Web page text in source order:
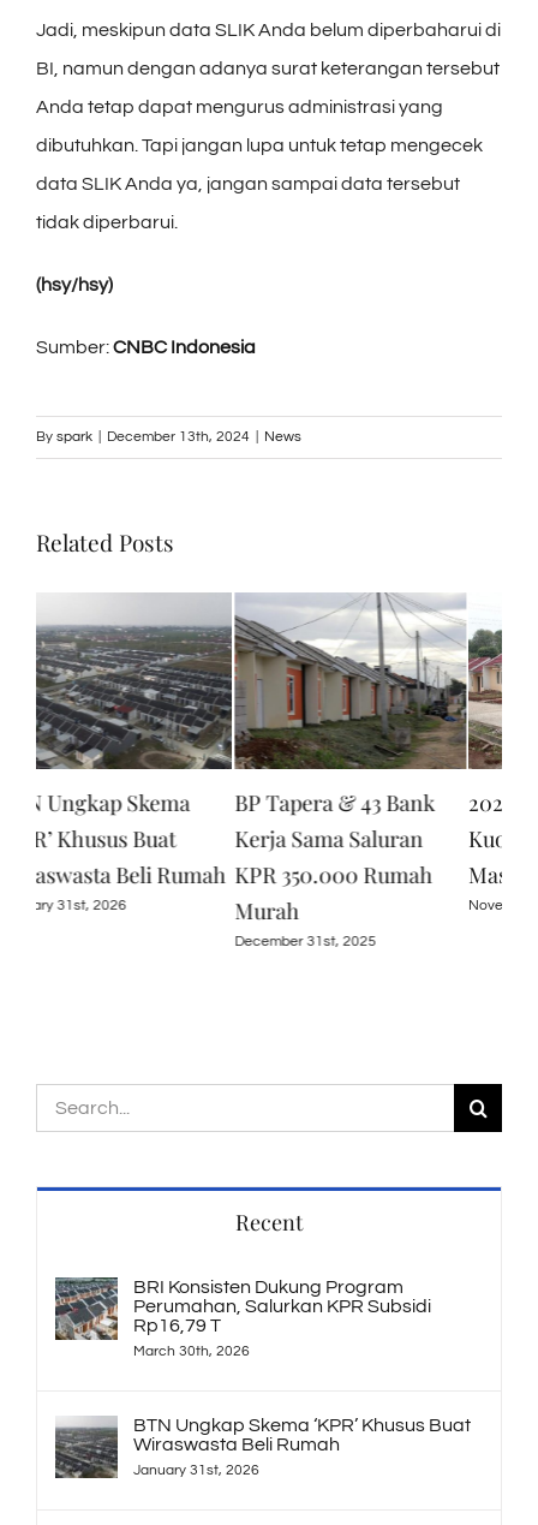
Jadi, meskipun data SLIK Anda belum diperbaharui di
BI, namun dengan adanya surat keterangan tersebut
Anda tetap dapat mengurus administrasi yang
dibutuhkan. Tapi jangan lupa untuk tetap mengecek
data SLIK Anda ya, jangan sampai data tersebut
tidak diperbarui.
(hsy/hsy)
Sumber:CNBC Indonesia
By spark December 13th, 2024 News
Related Posts
BP Tapera & 43 Bank
Kerja Sama Saluran
KPR 350.000 Rumah
Murah
2025 Sisa 1,5 Bulan,
Kuota Rumah Subsidi
Masih Ada Segini
November 19th, 2025
Search
Recent
BRI Konsisten Dukung Program
Perumahan, Salurkan KPR Subsidi
Rp16,79 T
March 30th, 2026
BTN Ungkap Skema ‘KPR’ Khusus Buat
Wiraswasta Beli Rumah
January 31st, 2026